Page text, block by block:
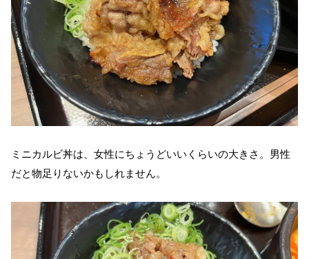
ミニカルビ丼は、女性にちょうどいいくらいの大きさ。男性
だと物足りないかもしれません。